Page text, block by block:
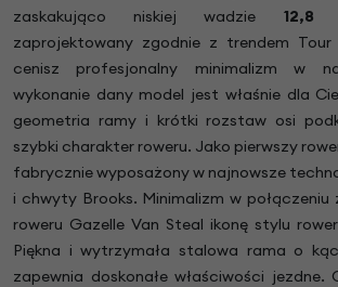
zaskakująco niskiej wadzie 12,8
zaprojektowany zgodnie z trendem Tour
cenisz profesjonalny minimalizm w
wykonanie dany model jest właśnie dla
geometria ramy i krótki rozstaw osi
szybki charakter roweru. Jako pierwszy
fabrycznie wyposażony w najnowsze
i chwyty Brooks. Minimalizm w połączeniu
roweru Gazelle Van Steal ikonę stylu
Piękna i wytrzymała stalowa rama o
zapewnia doskonałe właściwości jezdne.